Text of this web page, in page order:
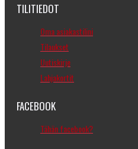
TILITIEDOT
Oma asiakastilini
Tilaukset
Uutiskirje
Lahjakortit
FACEBOOK
Tähän facebook?